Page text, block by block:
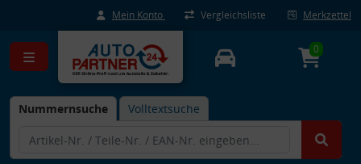
Mein Konto Vergleichsliste Merkzettel
Nummernsuche Volltextsuche
0